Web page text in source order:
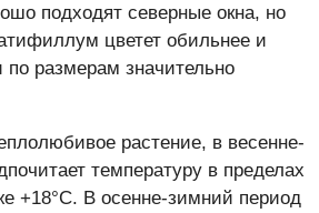
подходят северные окна, но
цветет обильнее и
по размерам значительно
растение, в весенне-
температуру в пределах
+18°C. В осенне-зимний период